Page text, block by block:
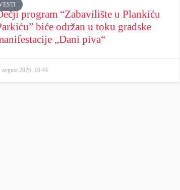
program “Zabavilište u Plankiću
biće održan u toku gradske
„Dani piva“
avgust 2026. 10:44